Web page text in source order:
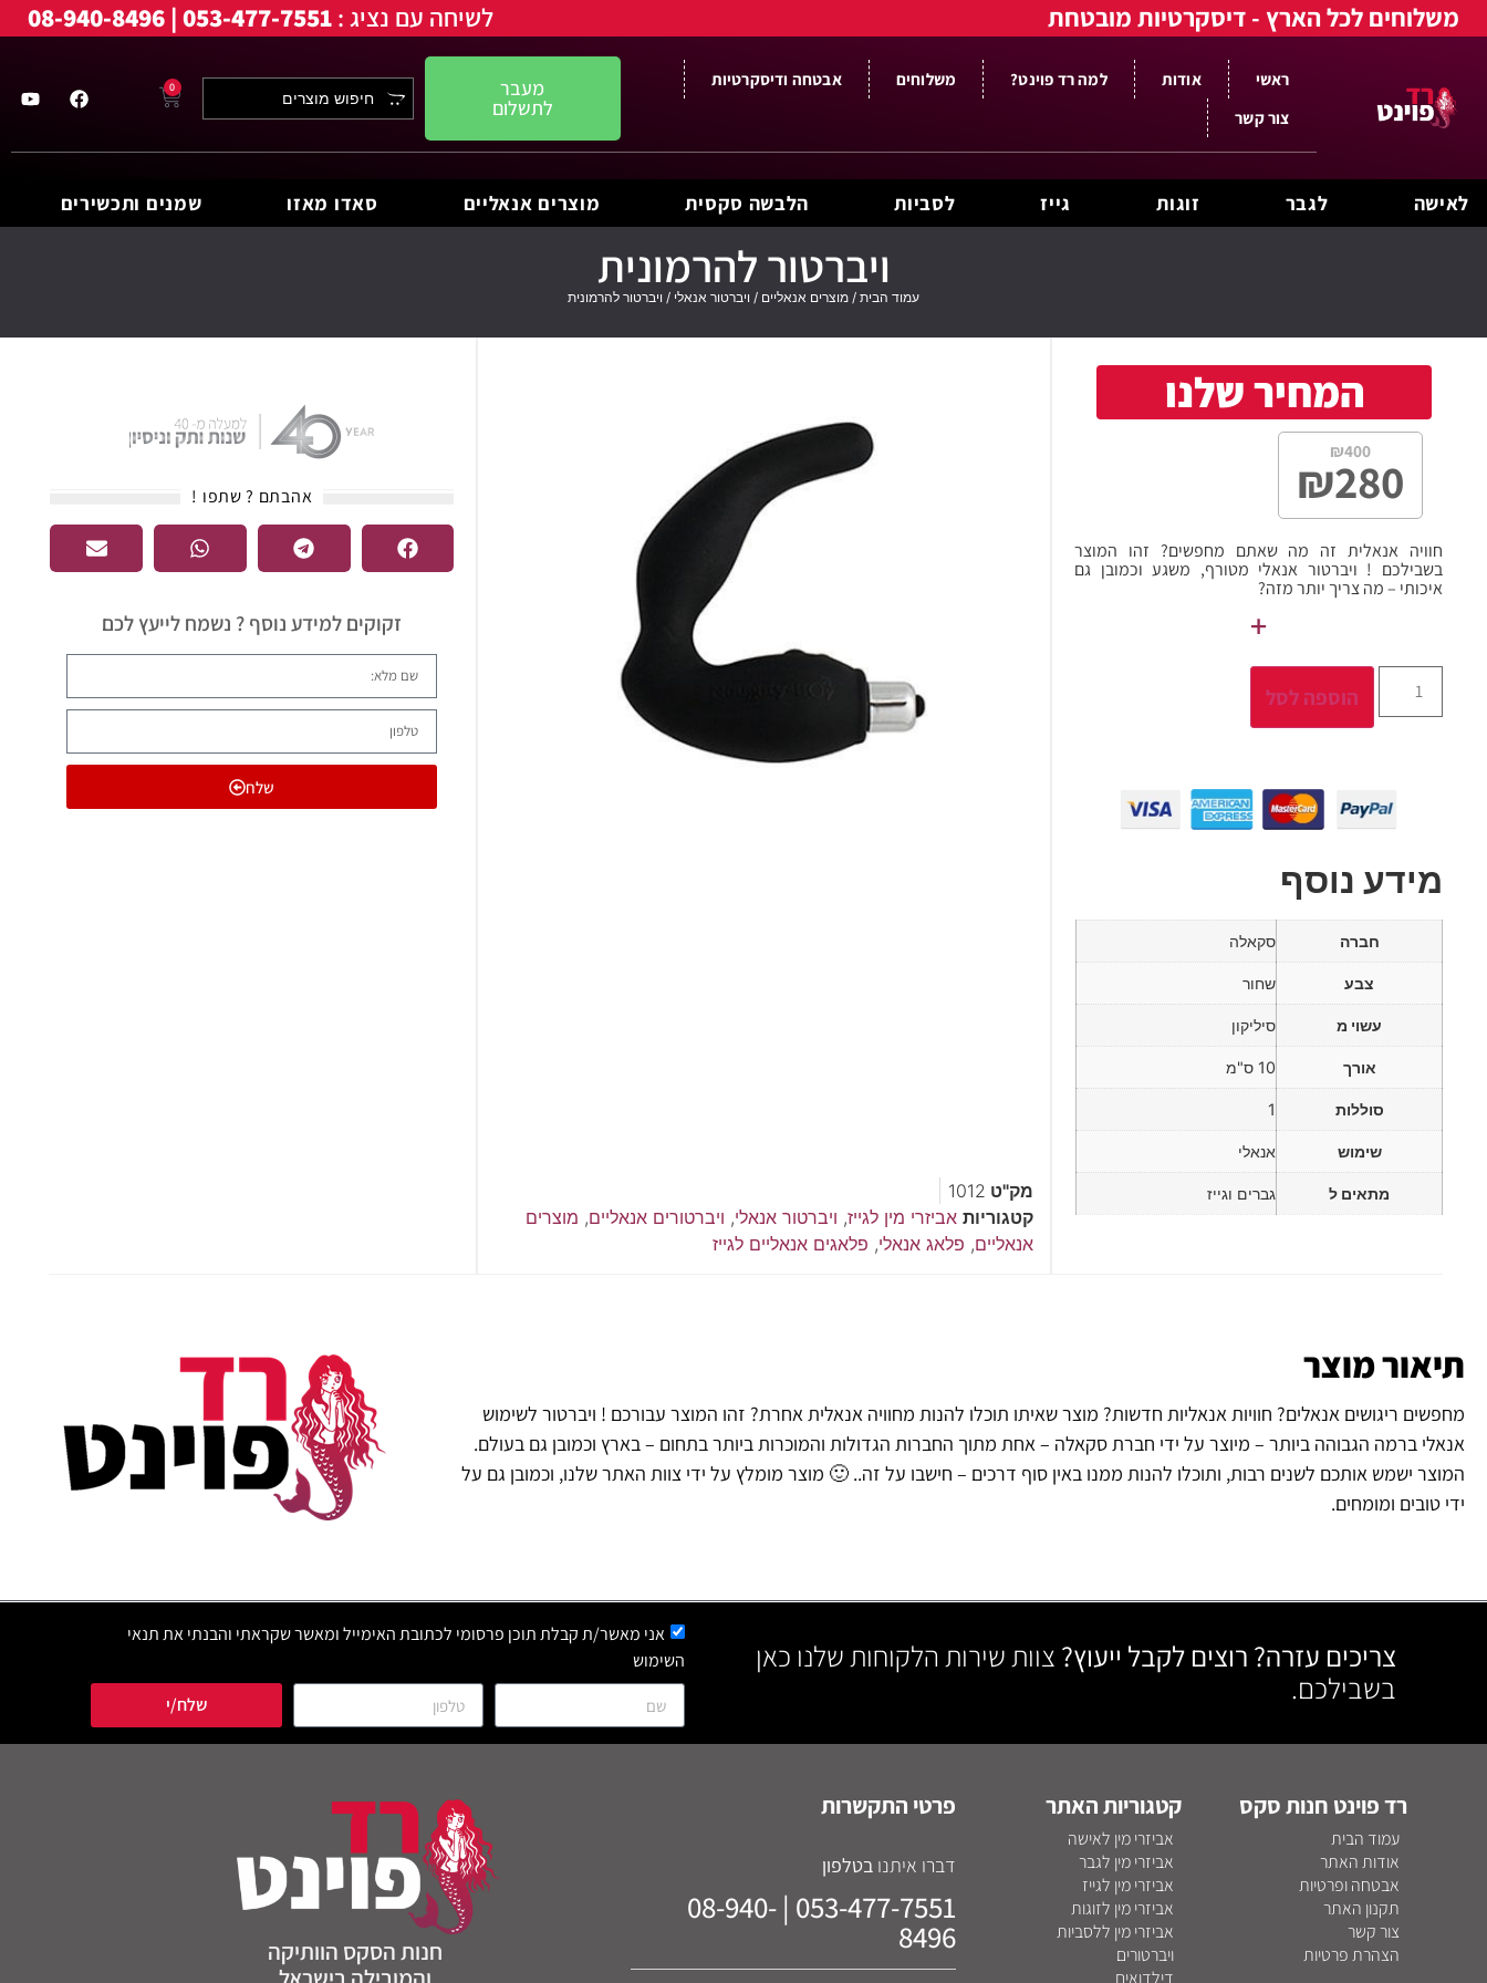
משלוחים לכל הארץ - דיסקרטיות מובטחת לשיחה עם נציג : 053-477-7551 | 08-940-8496
ראשי אודות למה רד פוינט? משלוחים
אבטחה ודיסקרטיות
צור קשר
מעבר
לתשלום
0
לאישה לגבר זוגות גייז לסביות הלבשה סקסית מוצרים אנאליים סאדו מאזו שמנים ותכשירים
ויברטור להרמונית
עמוד הבית / מוצרים אנאליים / ויברטור אנאלי / ויברטור להרמונית
המחיר שלנו
₪400
₪280
חוויה אנאלית זה מה שאתם מחפשים? זהו המוצר
בשבילכם ! ויברטור אנאלי מטורף, משגע וכמובן גם
איכותי – מה צריך יותר מזה?
+
הוספה לסל
מידע נוסף
חברה סקאלה
צבע שחור
עשוי מ סיליקון
אורך 10 ס"מ
סוללות 1
שימוש אנאלי
מתאים ל גברים וגייז מק"ט 1012
קטגוריות אביזרי מין לגייז, ויברטור אנאלי, ויברטורים אנאליים, מוצרים
אנאליים, פלאג אנאלי, פלאגים אנאליים לגייז
אהבתם ? שתפו !​
זקוקים למידע נוסף ? נשמח לייעץ לכם
שלח
תיאור מוצר
מחפשים ריגושים אנאלים? חוויות אנאליות חדשות? מוצר שאיתו תוכלו להנות מחוויה אנאלית אחרת? זהו המוצר עבורכם ! ויברטור לשימוש
אנאלי ברמה הגבוהה ביותר – מיוצר על ידי חברת סקאלה – אחת מתוך החברות הגדולות והמוכרות ביותר בתחום – בארץ וכמובן גם בעולם.
המוצר ישמש אותכם לשנים רבות, ותוכלו להנות ממנו באין סוף דרכים – חישבו על זה.. 🙂 מוצר מומלץ על ידי צוות האתר שלנו, וכמובן גם על
ידי טובים ומומחים.
צריכים עזרה? רוצים לקבל ייעוץ? צוות שירות הלקוחות שלנו כאן
בשבילכם.
אני מאשר/ת קבלת תוכן פרסומי לכתובת האימייל ומאשר שקראתי והבנתי את תנאי
השימוש
שלח/י
רד פוינט חנות סקס
עמוד הבית
אודות האתר
אבטחה ופרטיות
תקנון האתר
צור קשר
הצהרת פרטיות
קטגוריות האתר
אביזרי מין לאישה
אביזרי מין לגבר
אביזרי מין לגייז
אביזרי מין לזוגות
אביזרי מין ללסביות
ויברטורים
פרטי התקשרות
דברו איתנו בטלפון
053-477-7551 | 08-940-
8496
חנות הסקס הוותיקה